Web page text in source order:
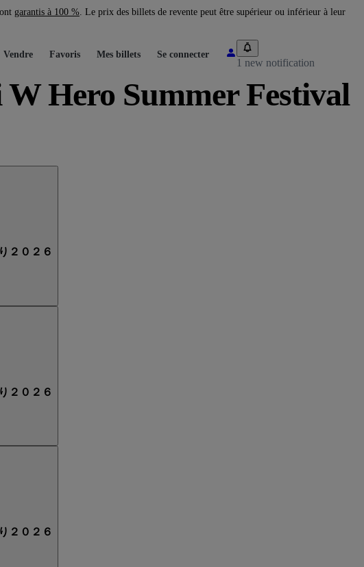
garantis à 100 %. Le prix des billets de revente peut être supérieur ou inférieur à leur
Vendre Favoris Mes billets Se connecter
1 new notification
Hero Summer Festival
２０２６
２０２６
２０２６